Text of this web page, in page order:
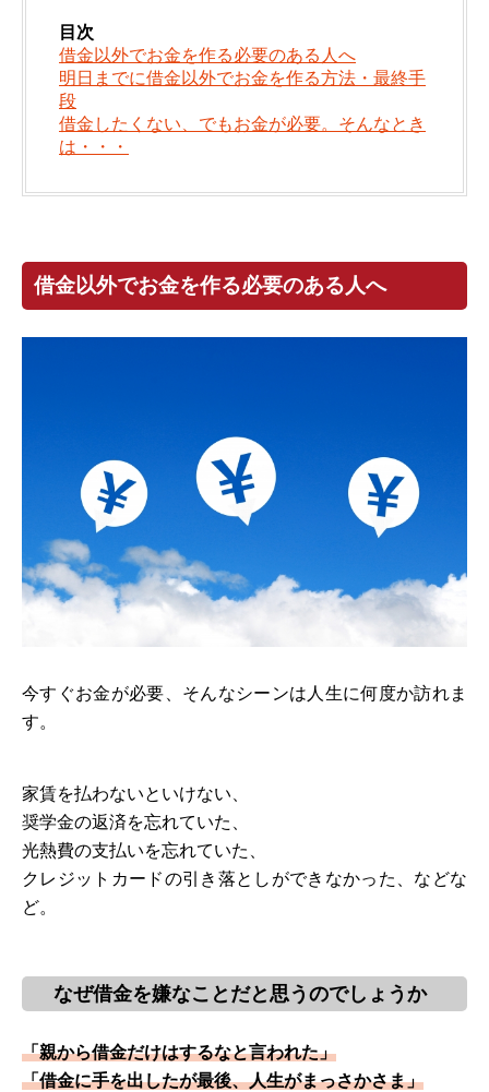
目次
借金以外でお金を作る必要のある人へ
明日までに借金以外でお金を作る方法・最終手
段
借金したくない、でもお金が必要。そんなとき
は・・・
借金以外でお金を作る必要のある人へ
今すぐお金が必要、そんなシーンは人生に何度か訪れま
す。
家賃を払わないといけない、
奨学金の返済を忘れていた、
光熱費の支払いを忘れていた、
クレジットカードの引き落としができなかった、などな
ど。
なぜ借金を嫌なことだと思うのでしょうか
「親から借金だけはするなと言われた」
「借金に手を出したが最後、人生がまっさかさま」